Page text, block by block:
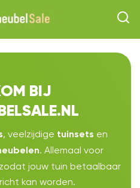
BIJ
, veelzijdige tuinsets en
. Allemaal voor
jouw tuin betaalbaar
kan worden.